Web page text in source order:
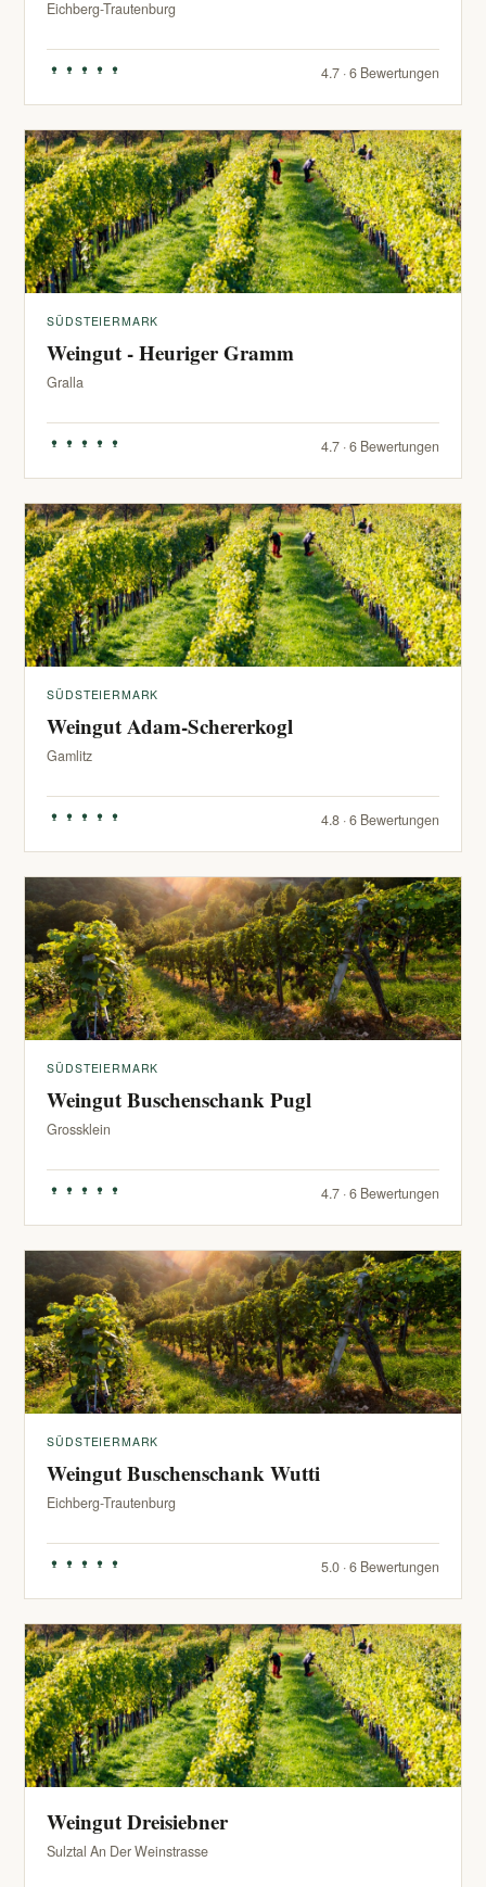
Eichberg-Trautenburg
4.7 · 6 Bewertungen
SÜDSTEIERMARK
Weingut - Heuriger Gramm
Gralla
4.7 · 6 Bewertungen
SÜDSTEIERMARK
Weingut Adam-Schererkogl
Gamlitz
4.8 · 6 Bewertungen
SÜDSTEIERMARK
Weingut Buschenschank Pugl
Grossklein
4.7 · 6 Bewertungen
SÜDSTEIERMARK
Weingut Buschenschank Wutti
Eichberg-Trautenburg
5.0 · 6 Bewertungen
Weingut Dreisiebner
Sulztal An Der Weinstrasse